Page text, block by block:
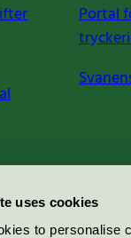
uses cookies
to personalise
Portal